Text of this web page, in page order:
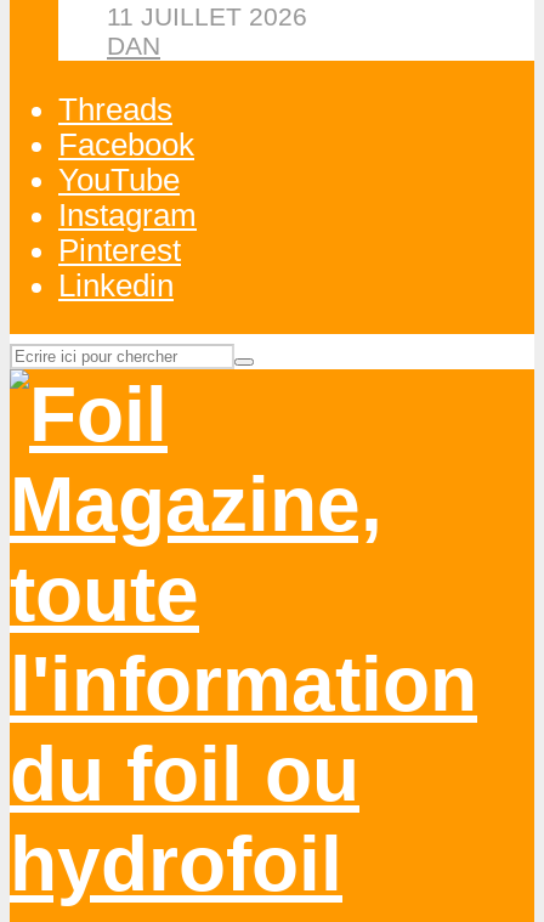
11 JUILLET 2026
DAN
Threads
Facebook
YouTube
Instagram
Pinterest
Linkedin